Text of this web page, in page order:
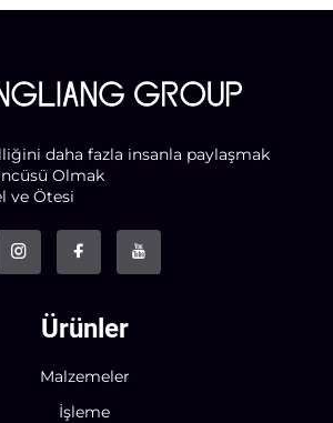
daha fazla insanla paylaşmak
Olmak
ve Ötesi
Ürünler
Malzemeler
İşleme